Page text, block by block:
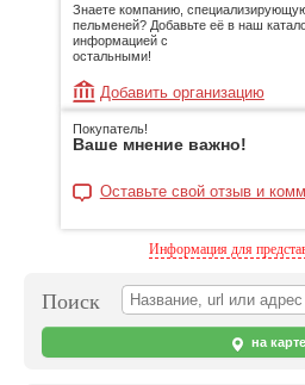
Знаете компанию,
пельменей? Добавьте её в наш
информацией с
остальными!
Добавить организацию
Покупатель!
Ваше мнение важно!
Оставьте свой отзыв и
Информация для
Поиск
на карте